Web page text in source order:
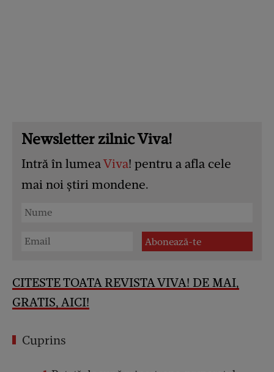
Newsletter zilnic Viva!
Intră în lumeaViva! pentru a afla cele
mai noi știri mondene.
CITESTE TOATA REVISTAVIVA! DE MAI,
GRATIS, AICI!
Cuprins